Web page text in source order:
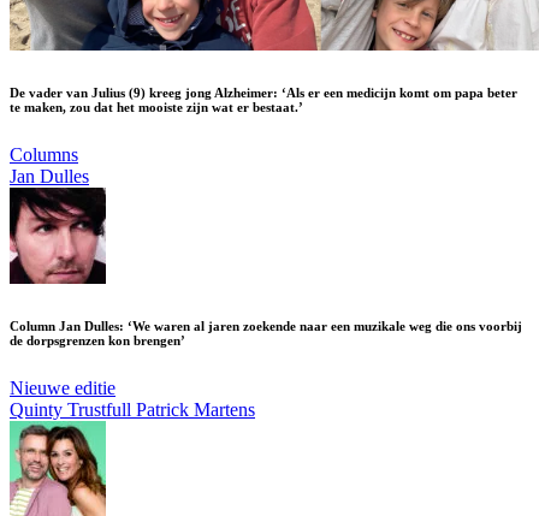
De vader van Julius (9) kreeg jong Alzheimer: ‘Als er een medicijn komt om papa beter
te maken, zou dat het mooiste zijn wat er bestaat.’
Columns
Jan Dulles
Column Jan Dulles: ‘We waren al jaren zoekende naar een muzikale weg die ons voorbij
de dorpsgrenzen kon brengen’
Nieuwe editie
Quinty Trustfull Patrick Martens